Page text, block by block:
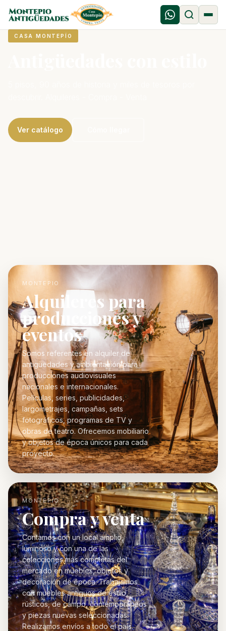
CASA MONTEPÍO
Ver catálogo
MONTEPIO
Alquileres para
producciones y
eventos
Somos referentes en alquiler de
antigüedades y ambientación para
producciones audiovisuales
nacionales e internacionales.
Películas, series, publicidades,
largometrajes, campañas, sets
fotográficos, programas de TV y
obras de teatro. Ofrecemos mobiliario
y objetos de época únicos para cada
proyecto.
MONTEPIO
Compra y venta
Contamos con un local amplio,
luminoso y con una de las
colecciones más completas del
mercado en muebles, objetos y
decoración de época. Trabajamos
con muebles antiguos de estilo,
rústicos, de campo, contemporáneos
y piezas nuevas seleccionadas.
Realizamos envíos a todo el país.